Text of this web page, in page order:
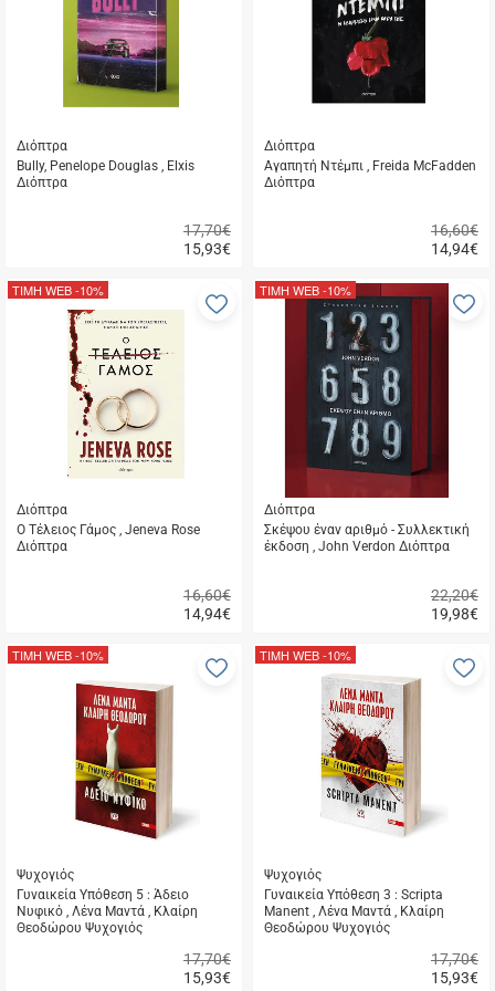
Διόπτρα
Bully, Penelope Douglas , Elxis
Διόπτρα
15,93€
17,70€
αγορά
Διόπτρα
Αγαπητή Ντέμπι , Freida McFadden
Διόπτρα
14,94€
16,60€
αγορά
Διόπτρα
Ο Τέλειος Γάμος , Jeneva Rose
Διόπτρα
14,94€
16,60€
ΤΙΜΗ WEB-10%
Προσθήκη
αγαπημένα
αγορά
Διόπτρα
Σκέψου έναν αριθμό - Συλλεκτική
έκδοση , John Verdon Διόπτρα
19,98€
22,20€
ΤΙΜΗ WEB-10%
αγορά
Ψυχογιός
Γυναικεία Υπόθεση 5 : Άδειο
Νυφικό , Λένα Μαντά , Κλαίρη
Θεοδώρου Ψυχογιός
15,93€
17,70€
ΤΙΜΗ WEB-10%
Προσθήκη
αγαπημένα
Ψυχογιός
Γυναικεία Υπόθεση 3 : Scripta
Manent , Λένα Μαντά , Κλαίρη
Θεοδώρου Ψυχογιός
15,93€
17,70€
ΤΙΜΗ WEB-10%